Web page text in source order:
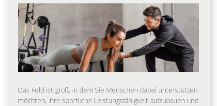
Das Feld ist groß, in dem Sie Menschen dabei unterstützen
möchten, ihre sportliche Leistungsfähigkeit aufzubauen und